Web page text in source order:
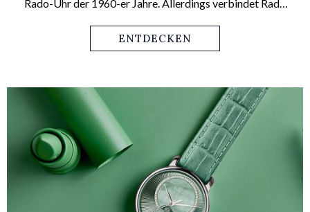
Rado-Uhr der 1960-er Jahre. Allerdings verbindet Rado
für Rado charakteristischen Saphirglas und garantiert so
einen exzellenten Glanz, eine gute Lesbarkeit und den
ENTDECKEN